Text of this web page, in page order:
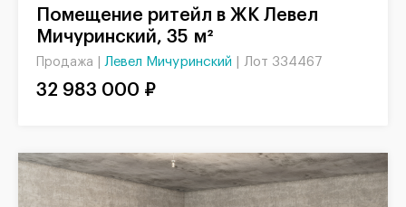
Помещение ритейл в ЖК Левел
Мичуринский, 35 м²
Продажа | Левел Мичуринский Лот 334467
32 983 000 ₽